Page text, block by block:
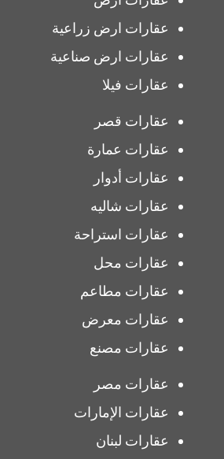
عقارات ارض زراعية
عقارات ارض صناعية
عقارات فيلا
عقارات قصر
عقارات عمارة
عقارات أدوار
عقارات شاليه
عقارات استراحة
عقارات محل
عقارات مطاعم
عقارات معرض
عقارات مصنع
عقارات مصر
عقارات الإمارات
عقارات لبنان